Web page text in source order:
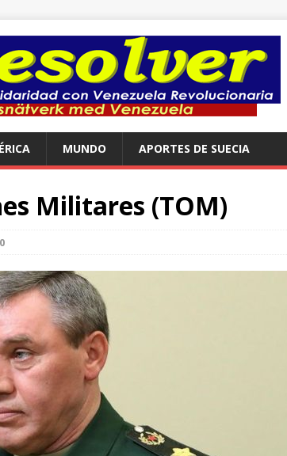
MUNDO APORTES DE SUECIA
Militares (TOM)
0